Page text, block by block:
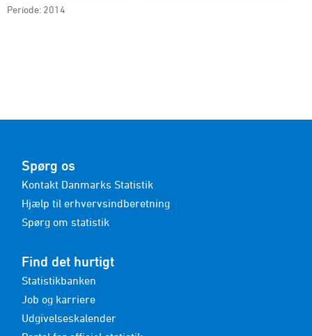
ved alderen 48 år. Der er ingen af de efterfølgende
Periode: 2014
Spørg os
Kontakt Danmarks Statistik
Hjælp til erhvervsindberetning
Spørg om statistik
Find det hurtigt
Statistikbanken
Job og karriere
Udgivelseskalender